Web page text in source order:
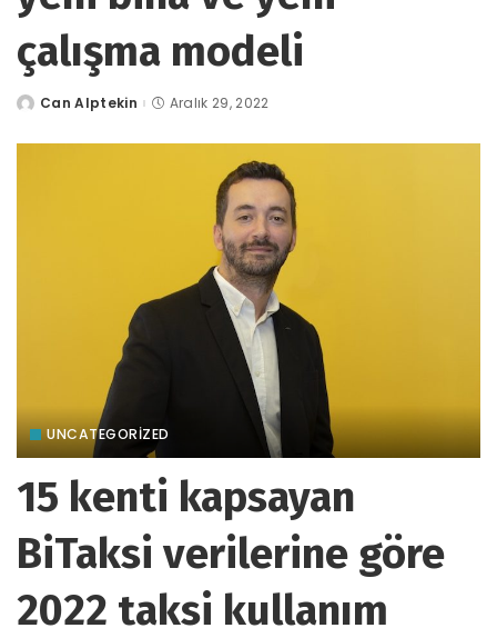
çalışma modeli
tarafından
Can Alptekin Aralık 29, 2022
UNCATEGORIZED
15 kenti kapsayan
BiTaksi verilerine göre
2022 taksi kullanım